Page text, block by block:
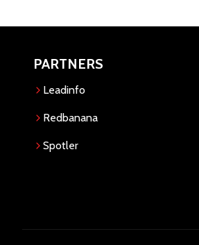
PARTNERS
Leadinfo
Redbanana
Spotler